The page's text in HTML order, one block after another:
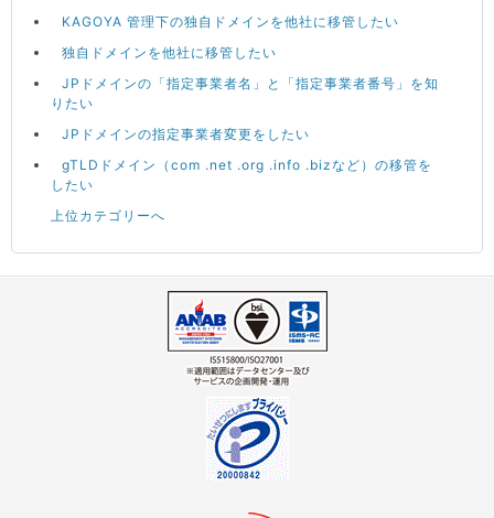
KAGOYA 管理下の独自ドメインを他社に移管したい
独自ドメインを他社に移管したい
JPドメインの「指定事業者名」と「指定事業者番号」を知
りたい
JPドメインの指定事業者変更をしたい
gTLDドメイン（com .net .org .info .bizなど）の移管を
したい
上位カテゴリーへ